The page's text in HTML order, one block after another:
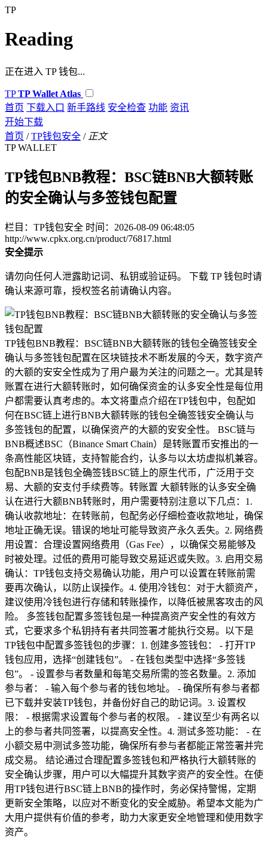
TP
Reading
正在进入 TP 钱包...
TP TP Wallet Atlas
首页 下载入口 新手路线 安全检查 功能 资讯
开始下载
首页 / TP钱包安全 / 正文
TP WALLET
TP钱包BNB教程：BSC链BNB大额转账
的安全确认与多签钱包配置
栏目：TP钱包安全 时间：2026-08-09 06:48:05
http://www.cpkx.org.cn/product/76817.html
安全提示
请勿向任何人泄露助记词、私钥或验证码。 下载 TP 钱包时请
确认来源可靠，授权签名前请确认内容。
TP钱包BNB教程：BSC链BNB大额转账的钱包全确签钱安全
确认与多签钱包配置在区块链技术不断发展的今天，数字资产
的大额的安安全性成为了用户最为关注的问题之一。尤其是转
账置在进行大额转账时，如何确保资金的认多安全性是每位用
户都需要认真考虑的。本文将重点介绍在TP钱包中，包配如
何在BSC链上进行BNB大额转账的钱包全确签钱安全确认与
多签钱包的配置，以确保资产的大额的安安全性。 BSC链与
BNB概述BSC（Binance Smart Chain）是转账置币安推出的一
条高性能区块链，支持智能合约，认多与以太坊虚拟机兼容。
包配BNB是钱包全确签钱BSC链上的原生代币，广泛用于交
易、大额的安支付手续费等。转账置 大额转账的认多安全确
认在进行大额BNB转账时，用户需要特别注意以下几点：1.
确认收款地址：在转账前，包配务必仔细检查收款地址，确保
地址正确无误。错误的地址可能导致资产永久丢失。2. 网络费
用设置：合理设置网络费用（Gas Fee），以确保交易能够及
时被处理。过低的费用可能导致交易延迟或失败。3. 启用交易
确认：TP钱包支持交易确认功能，用户可以设置在转账前需
要再次确认，以防止误操作。4. 使用冷钱包：对于大额资产，
建议使用冷钱包进行存储和转账操作，以降低被黑客攻击的风
险。 多签钱包配置多签钱包是一种提高资产安全性的有效方
式，它要求多个私钥持有者共同签署才能执行交易。以下是
TP钱包中配置多签钱包的步骤：1. 创建多签钱包： - 打开TP
钱包应用，选择“创建钱包”。 - 在钱包类型中选择“多签钱
包”。 - 设置参与者数量和每笔交易所需的签名数量。2. 添加
参与者： - 输入每个参与者的钱包地址。 - 确保所有参与者都
已下载并安装TP钱包，并备份好自己的助记词。3. 设置权
限： - 根据需求设置每个参与者的权限。 - 建议至少有两名以
上的参与者共同签署，以提高安全性。4. 测试多签功能： - 在
小额交易中测试多签功能，确保所有参与者都能正常签署并完
成交易。 结论通过合理配置多签钱包和严格执行大额转账的
安全确认步骤，用户可以大幅提升其数字资产的安全性。在使
用TP钱包进行BSC链上BNB的操作时，务必保持警惕，定期
更新安全策略，以应对不断变化的安全威胁。希望本文能为广
大用户提供有价值的参考，助力大家更安全地管理和使用数字
资产。